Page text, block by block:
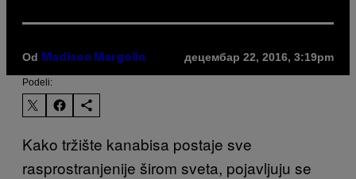
Od Madison Margolin децембар 22, 2016, 3:19pm
Podeli:
Kako tržište kanabisa postaje sve
rasprostranjenije širom sveta, pojavljuju se